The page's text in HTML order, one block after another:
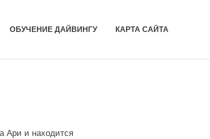
ОБУЧЕНИЕ ДАЙВИНГУ КАРТА САЙТА
Ари и находится